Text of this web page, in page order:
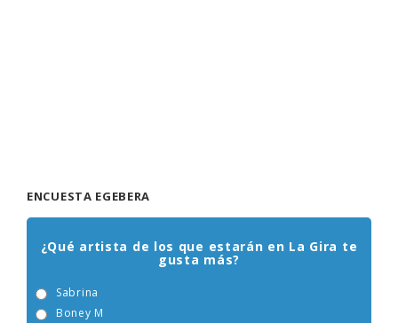
¿Qué artista de los que estarán en La Gira te
gusta más?